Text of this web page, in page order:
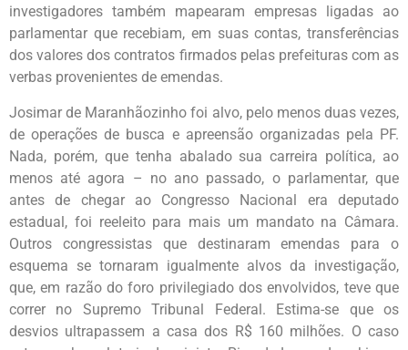
investigadores também mapearam empresas ligadas ao
parlamentar que recebiam, em suas contas, transferências
dos valores dos contratos firmados pelas prefeituras com as
verbas provenientes de emendas.
Josimar de Maranhãozinho foi alvo, pelo menos duas vezes,
de operações de busca e apreensão organizadas pela PF.
Nada, porém, que tenha abalado sua carreira política, ao
menos até agora – no ano passado, o parlamentar, que
antes de chegar ao Congresso Nacional era deputado
estadual, foi reeleito para mais um mandato na Câmara.
Outros congressistas que destinaram emendas para o
esquema se tornaram igualmente alvos da investigação,
que, em razão do foro privilegiado dos envolvidos, teve que
correr no Supremo Tribunal Federal. Estima-se que os
desvios ultrapassem a casa dos R$ 160 milhões. O caso